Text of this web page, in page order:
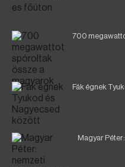
700
Fák égnek
Magyar